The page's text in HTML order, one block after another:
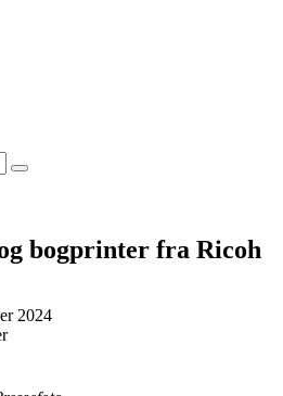
bogprinter fra Ricoh
2024